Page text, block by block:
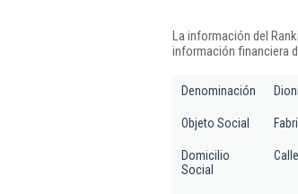
La información del
información financiera
Denominación
Objeto Social
Domicilio
Social